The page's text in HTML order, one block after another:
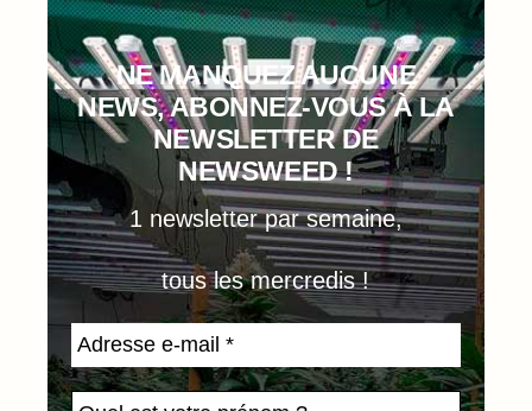
NE MANQUEZ AUCUNE
NEWS, ABONNEZ-VOUS À LA
NEWSLETTER DE
NEWSWEED !
1 newsletter par semaine,
tous les mercredis !